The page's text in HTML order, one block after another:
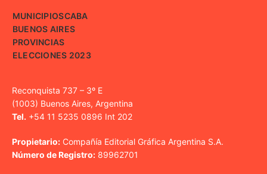
MUNICIPIOSCABA
BUENOS AIRES
PROVINCIAS
ELECCIONES 2023
Reconquista 737 – 3º E
(1003) Buenos Aires, Argentina
Tel. +54 11 5235 0896 Int 202
Propietario: Compañía Editorial Gráfica Argentina S.A.
Número de Registro: 89962701